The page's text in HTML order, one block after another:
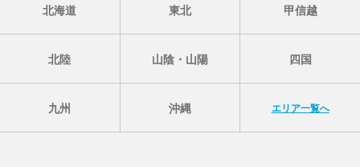
北海道 東北 甲信越
北陸 山陰・山陽 四国
九州 沖縄 エリア一覧へ